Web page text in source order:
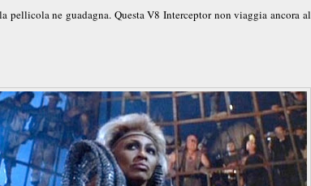
ne guadagna. Questa V8 Interceptor non viaggia ancora al